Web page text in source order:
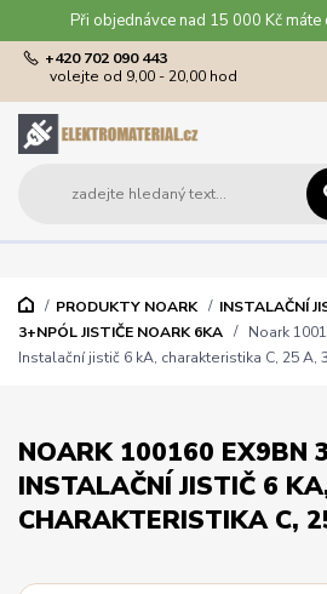
Při objednávce nad 15 000 Kč
+420 702 090 443
volejte od 9,00 - 20,00 hod
PRODUKTY NOARK
INSTALAČNÍ
3+NPÓL JISTIČE NOARK 6KA
Noark
Instalační jistič 6 kA, charakteristika C, 25 A,
NOARK 100160 EX9BN
INSTALAČNÍ JISTIČ 6
CHARAKTERISTIKA C,